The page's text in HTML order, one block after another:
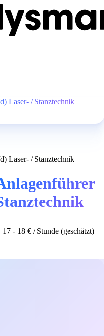
Laser- / Stanztechnik
Laser- / Stanztechnik
17 - 18 € / Stunde (geschätzt)